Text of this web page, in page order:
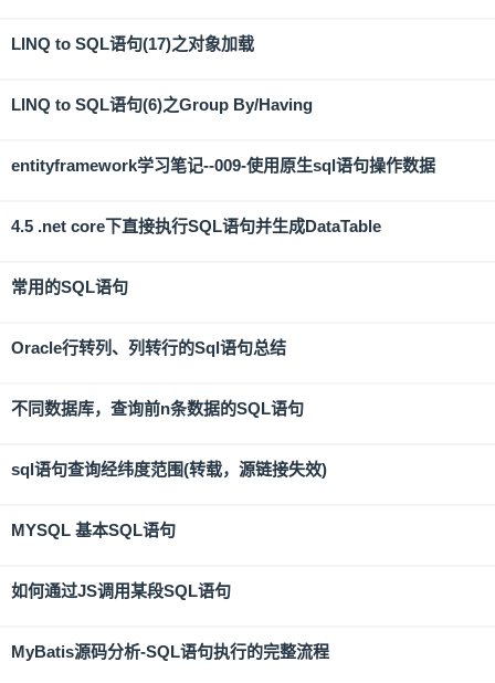
LINQ to SQL语句(17)之对象加载
LINQ to SQL语句(6)之Group By/Having
entityframework学习笔记--009-使用原生sql语句操作数据
4.5 .net core下直接执行SQL语句并生成DataTable
常用的SQL语句
Oracle行转列、列转行的Sql语句总结
不同数据库，查询前n条数据的SQL语句
sql语句查询经纬度范围(转载，源链接失效)
MYSQL 基本SQL语句
如何通过JS调用某段SQL语句
MyBatis源码分析-SQL语句执行的完整流程